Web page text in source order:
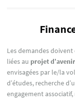
Les demandes
liées au projet d’avenir
envisagées par le/la
d’études, recherche
engagement